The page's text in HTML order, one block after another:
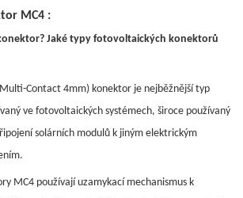
MC4 :
Contact 4mm) konektor je nejběžnější typ
ve fotovoltaických systémech, široce používaný
solárních modulů k jiným elektrickým
MC4 používají uzamykací mechanismus k